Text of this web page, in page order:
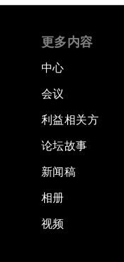
更多内容
中心
会议
利益相关方
论坛故事
新闻稿
相册
视频